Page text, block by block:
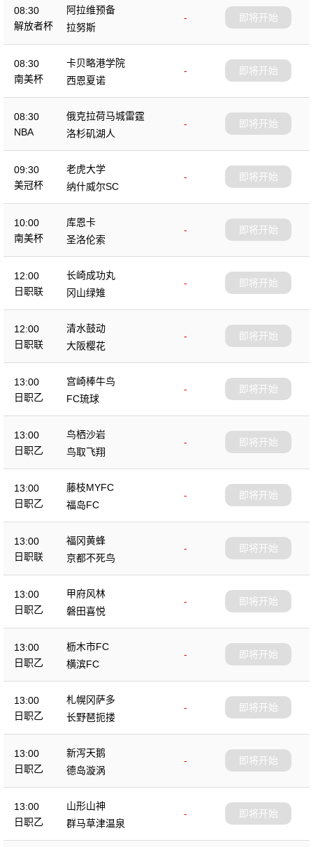
08:30
解放者杯
阿拉维预备
-
拉努斯
即将开始
08:30
南美杯
卡贝略港学院
-
西恩夏诺
即将开始
08:30
NBA
俄克拉荷马城雷霆
-
洛杉矶湖人
即将开始
09:30
美冠杯
老虎大学
-
纳什威尔SC
即将开始
10:00
南美杯
库恩卡
-
圣洛伦索
即将开始
12:00
日职联
长崎成功丸
-
冈山绿雉
即将开始
12:00
日职联
清水鼓动
-
大阪樱花
即将开始
13:00
日职乙
宫崎棒牛鸟
-
FC琉球
即将开始
13:00
日职乙
鸟栖沙岩
-
鸟取飞翔
即将开始
13:00
日职乙
藤枝MYFC
-
福岛FC
即将开始
13:00
日职联
福冈黄蜂
-
京都不死鸟
即将开始
13:00
日职乙
甲府风林
-
磐田喜悦
即将开始
13:00
日职乙
枥木市FC
-
横滨FC
即将开始
13:00
日职乙
札幌冈萨多
-
长野琶扼搂
即将开始
13:00
日职乙
新泻天鹅
-
德岛漩涡
即将开始
13:00
日职乙
山形山神
-
群马草津温泉
即将开始